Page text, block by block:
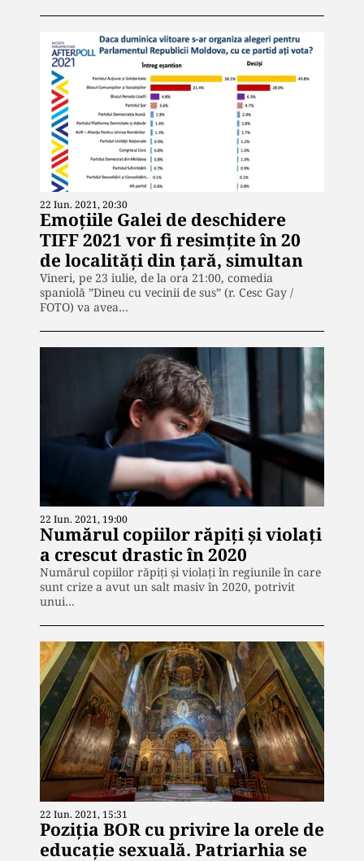
22 Iun. 2021, 20:30
Emoțiile Galei de deschidere
TIFF 2021 vor fi resimțite în 20
de localități din țară, simultan
Vineri, pe 23 iulie, de la ora 21:00, comedia
spaniolă ”Dineu cu vecinii de sus” (r. Cesc Gay /
FOTO) va avea…
22 Iun. 2021, 19:00
Numărul copiilor răpiți și violați
a crescut drastic în 2020
Numărul copiilor răpiţi şi violaţi în regiunile în care
sunt crize a avut un salt masiv în 2020, potrivit
unui…
22 Iun. 2021, 15:31
Poziția BOR cu privire la orele de
educație sexuală. Patriarhia se